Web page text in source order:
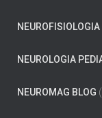
NEUROFISIOLOGIA
NEUROLOGIA
NEUROMAG BLOG